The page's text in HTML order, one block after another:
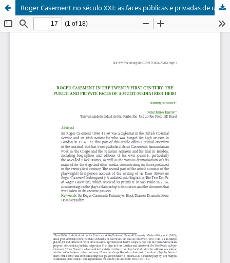
Roger Casement no século XXI: as faces públicas e privadas de um herói irlandês multimídia